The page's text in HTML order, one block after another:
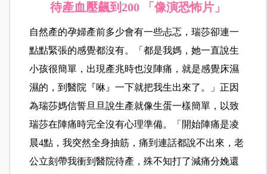
待產血壓飆到200 「像演恐怖片」
自然產的孕婦產前多少會有一些忐忑，瑞莎卻連一
點點緊張的感覺都沒有。「都是我媽，她一直說生
小孩很簡單，出現產兆時也沒陣痛，就是感覺床濕
濕的，到醫院『咻』一下就把我生出來了。」正因
為瑞莎媽信誓旦旦說生產就像生蛋一樣簡單，以致
瑞莎在陣痛時完全沒有心理準備。「開始陣痛是凌
晨4點，我突然全身抽筋，痛到連話都說不出來，老
公立刻帶我衝到醫院待產，殊不知打了減痛分娩還